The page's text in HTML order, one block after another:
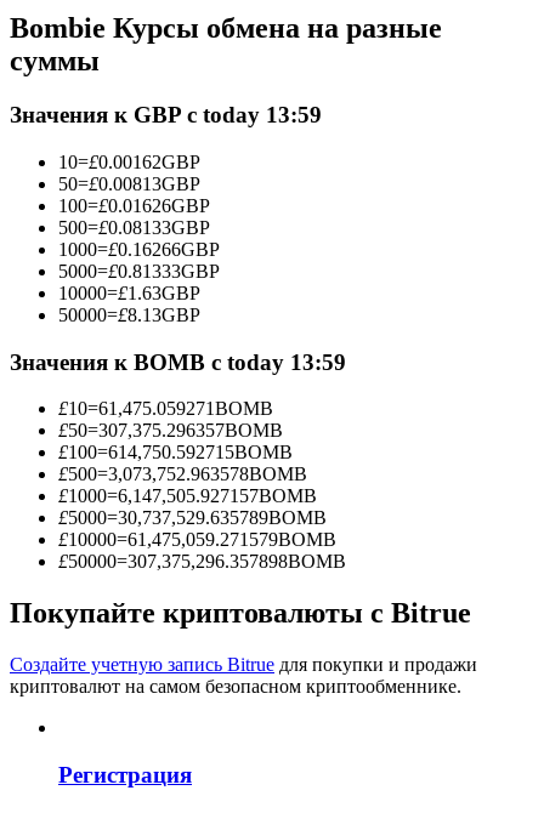
Присоединяйтесь к лучшим трейдерам
Станьте копи-трейдером
Наслаждайтесь распределением прибыли и комиссиями
Анализ больших данных, включая торговую информацию
Bombie Курсы обмена на разные
суммы
Значения к GBP с today 13:59
10=£0.00162GBP
50=£0.00813GBP
100=£0.01626GBP
500=£0.08133GBP
1000=£0.16266GBP
5000=£0.81333GBP
10000=£1.63GBP
50000=£8.13GBP
Значения к BOMB с today 13:59
£10=61,475.059271BOMB
£50=307,375.296357BOMB
£100=614,750.592715BOMB
£500=3,073,752.963578BOMB
£1000=6,147,505.927157BOMB
£5000=30,737,529.635789BOMB
£10000=61,475,059.271579BOMB
£50000=307,375,296.357898BOMB
Покупайте криптовалюты с Bitrue
Создайте учетную запись Bitrue для покупки и продажи
криптовалют на самом безопасном криптообменнике.
Регистрация